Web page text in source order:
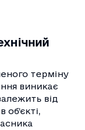
терміну
виникає
від